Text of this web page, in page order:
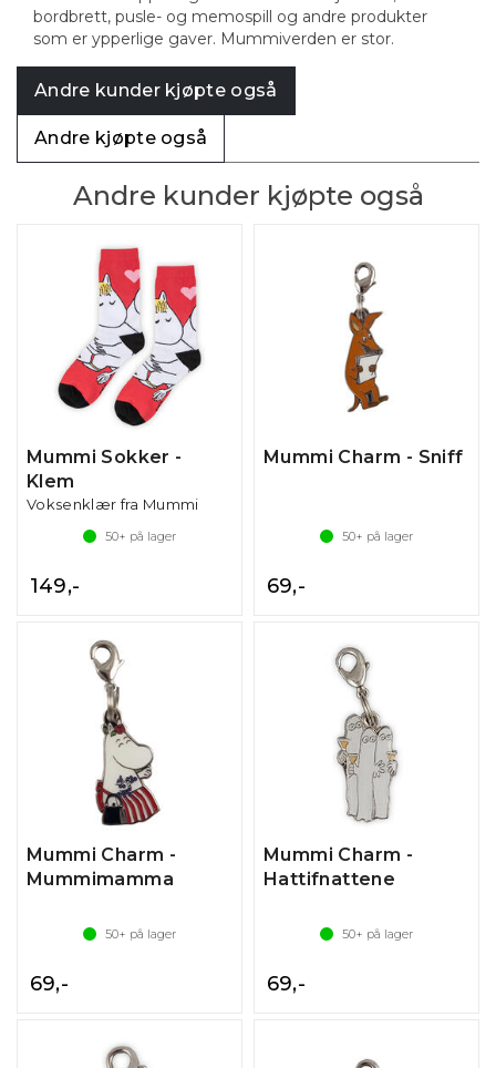
bordbrett, pusle- og memospill og andre produkter
som er ypperlige gaver. Mummiverden er stor.
Andre kunder kjøpte også
Andre kjøpte også
Andre kunder kjøpte også
Mummi Sokker -
Klem
Voksenklær fra Mummi
50+ på lager
149,-
Mummi Charm - Sniff
50+ på lager
69,-
Mummi Charm -
Mummimamma
50+ på lager
69,-
Mummi Charm -
Hattifnattene
50+ på lager
69,-